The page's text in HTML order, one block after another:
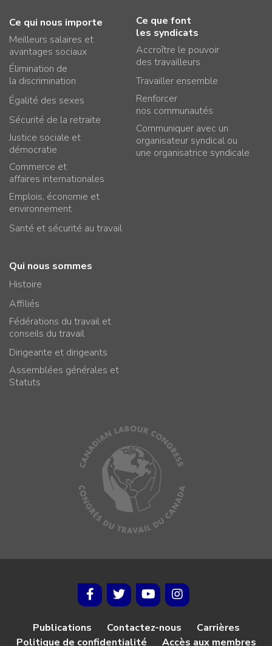
Ce qui nous importe
Meilleurs salaires et
avantages sociaux
Élimination de
la discrimination
Égalité des sexes
Sécurité de la retraite
Justice sociale et
démocratie
Commerce et
affaires internationales
Emplois, économie et
environnement
Santé et sécurité au travail
Ce que font
les syndicats
Accroître le pouvoir
des travailleurs
Travailler ensemble
Renforcer
nos communautés
Communiquer avec un
organisateur syndical ou
une organisatrice syndicale
Qui nous sommes
Histoire
Affiliés
Fédérations du travail et
conseils du travail
Dirigeante et dirigeants
Assemblées générales et
Statuts
Publications Contactez-nous
Carrières
Politique de confidentialité
Accès aux membres